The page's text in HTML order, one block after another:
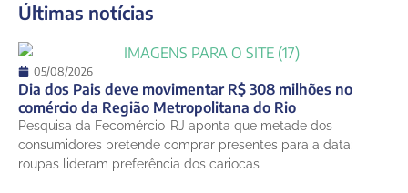
10 de agosto
11 de agosto
Terça-Feira 20°
12 de agosto
Quarta-Feira 21°
Últimas notícias
05/08/2026
Dia dos Pais deve movimentar R$ 308 milhões no
comércio da Região Metropolitana do Rio
Pesquisa da Fecomércio-RJ aponta que metade dos
consumidores pretende comprar presentes para a data;
roupas lideram preferência dos cariocas